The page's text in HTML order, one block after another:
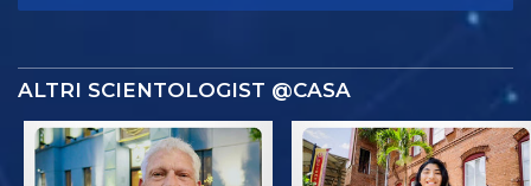
ALTRI SCIENTOLOGIST @CASA